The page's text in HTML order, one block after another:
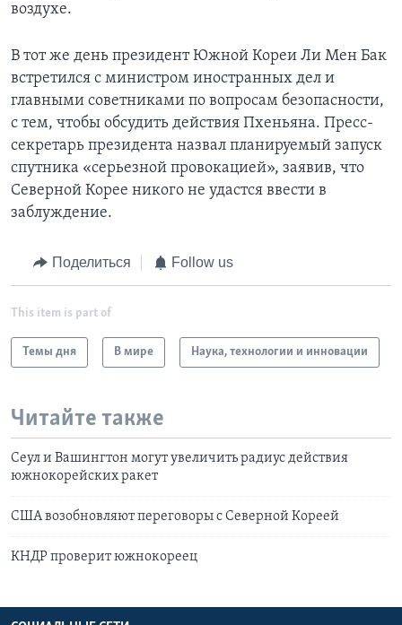
воздухе.
В тот же день президент Южной Кореи Ли Мен Бак
встретился с министром иностранных дел и
главными советниками по вопросам безопасности,
с тем, чтобы обсудить действия Пхеньяна. Пресс-
секретарь президента назвал планируемый запуск
спутника «серьезной провокацией», заявив, что
Северной Корее никого не удастся ввести в
заблуждение.
Поделиться Follow us
This item is part of
Темы дня В мире Наука, технологии и инновации
Читайте также
Сеул и Вашингтон могут увеличить радиус действия
южнокорейских ракет
США возобновляют переговоры с Северной Кореей
КНДР проверит южнокореец